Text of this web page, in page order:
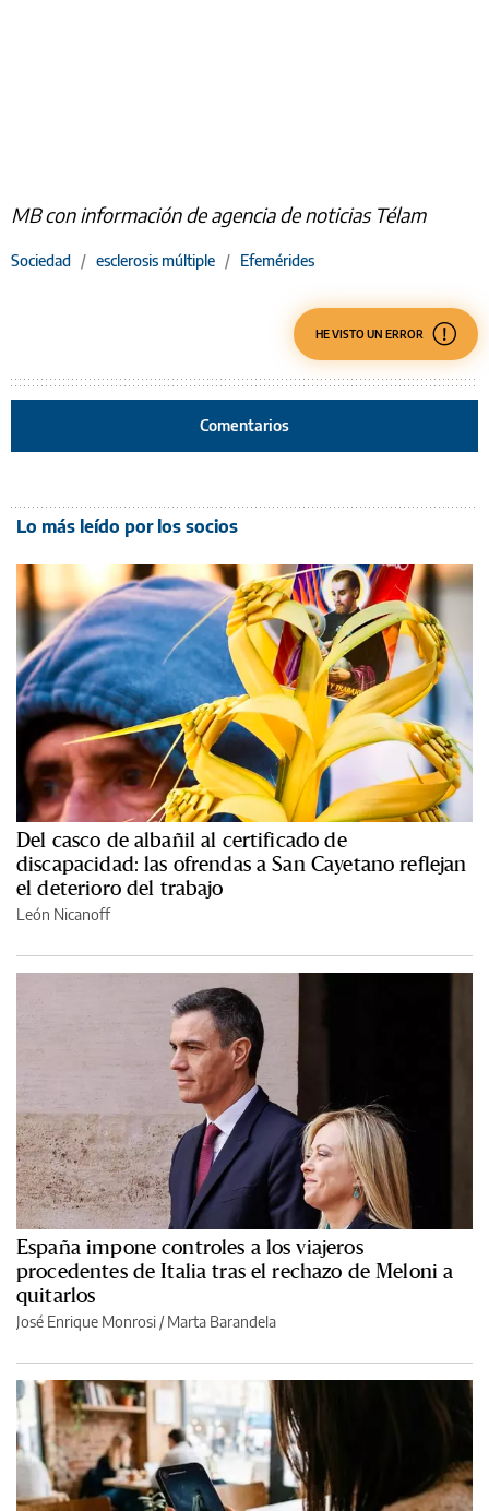
MB con información de agencia de noticias Télam
Sociedad / esclerosis múltiple / Efemérides
HE VISTO UN ERROR
Comentarios
Lo más leído por los socios
Del casco de albañil al certificado de
discapacidad: las ofrendas a San Cayetano reflejan
el deterioro del trabajo
León Nicanoff
España impone controles a los viajeros
procedentes de Italia tras el rechazo de Meloni a
quitarlos
José Enrique Monrosi / Marta Barandela